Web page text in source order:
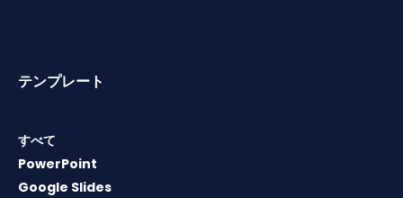
テンプレート
すべて
PowerPoint
Google Slides